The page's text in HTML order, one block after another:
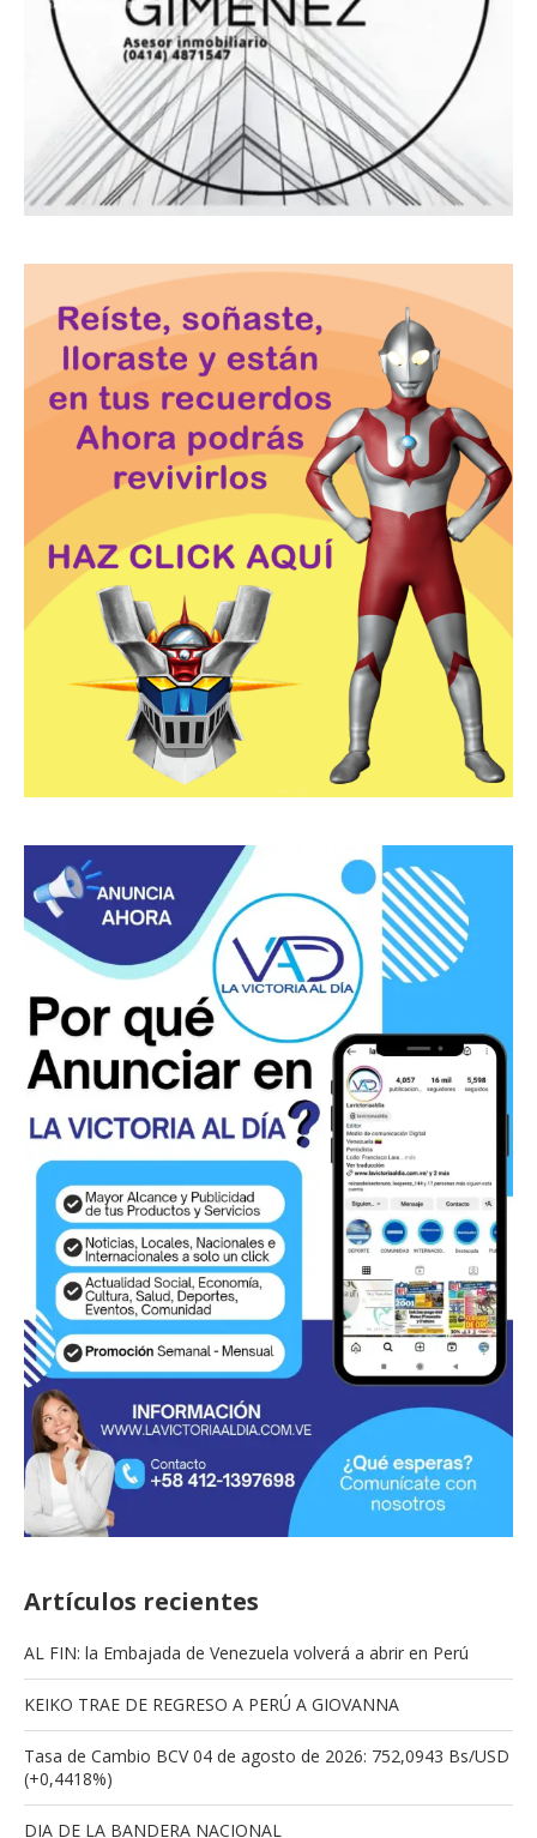
Artículos recientes
AL FIN: la Embajada de Venezuela volverá a abrir en Perú
KEIKO TRAE DE REGRESO A PERÚ A GIOVANNA
Tasa de Cambio BCV 04 de agosto de 2026: 752,0943 Bs/USD
(+0,4418%)
DIA DE LA BANDERA NACIONAL